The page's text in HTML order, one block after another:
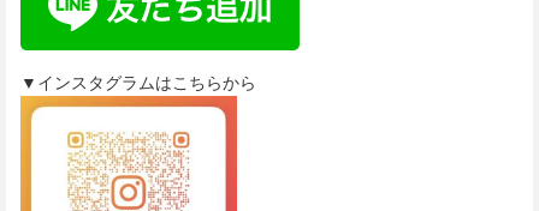
▼インスタグラムはこちらから